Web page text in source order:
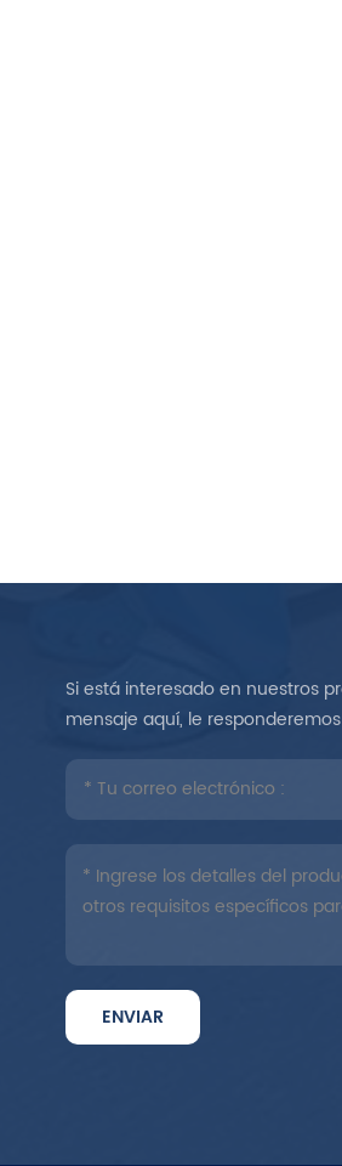
Si está interesado en nuestros
mensaje aquí, le